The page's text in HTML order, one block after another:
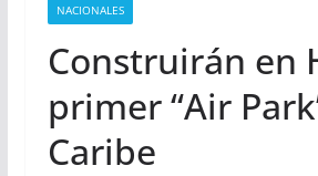
NACIONALES
Construirán en
primer “Air
Caribe